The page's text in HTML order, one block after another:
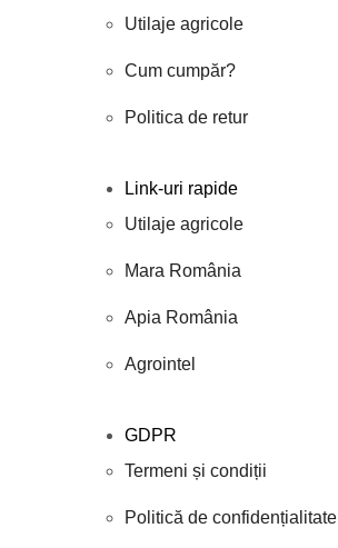
Utilaje agricole
Cum cumpăr?
Politica de retur
Link-uri rapide
Utilaje agricole
Mara România
Apia România
Agrointel
GDPR
Termeni și condiții
Politică de confidențialitate